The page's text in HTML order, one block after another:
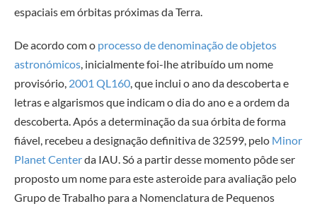
espaciais em órbitas próximas da Terra.
De acordo com o processo de denominação de objetos
astronómicos, inicialmente foi-lhe atribuído um nome
provisório, 2001 QL160, que inclui o ano da descoberta e
letras e algarismos que indicam o dia do ano e a ordem da
descoberta. Após a determinação da sua órbita de forma
fiável, recebeu a designação definitiva de 32599, pelo Minor
Planet Centerda IAU. Só a partir desse momento pôde ser
proposto um nome para este asteroide para avaliação pelo
Grupo de Trabalho para a Nomenclatura de Pequenos